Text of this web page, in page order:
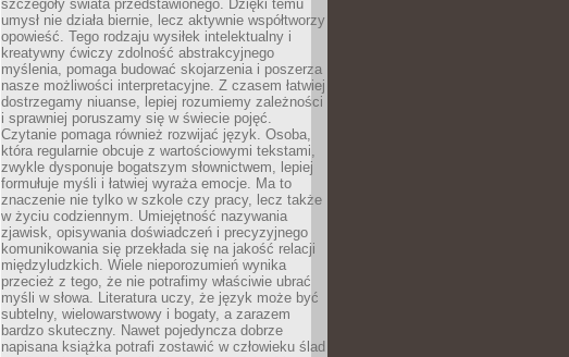
szczegóły świata przedstawionego. Dzięki temu
umysł nie działa biernie, lecz aktywnie współtworzy
opowieść. Tego rodzaju wysiłek intelektualny i
kreatywny ćwiczy zdolność abstrakcyjnego
myślenia, pomaga budować skojarzenia i poszerza
nasze możliwości interpretacyjne. Z czasem łatwiej
dostrzegamy niuanse, lepiej rozumiemy zależności
i sprawniej poruszamy się w świecie pojęć.
Czytanie pomaga również rozwijać język. Osoba,
która regularnie obcuje z wartościowymi tekstami,
zwykle dysponuje bogatszym słownictwem, lepiej
formułuje myśli i łatwiej wyraża emocje. Ma to
znaczenie nie tylko w szkole czy pracy, lecz także
w życiu codziennym. Umiejętność nazywania
zjawisk, opisywania doświadczeń i precyzyjnego
komunikowania się przekłada się na jakość relacji
międzyludzkich. Wiele nieporozumień wynika
przecież z tego, że nie potrafimy właściwie ubrać
myśli w słowa. Literatura uczy, że język może być
subtelny, wielowarstwowy i bogaty, a zarazem
bardzo skuteczny. Nawet pojedyncza dobrze
napisana książka potrafi zostawić w człowieku ślad